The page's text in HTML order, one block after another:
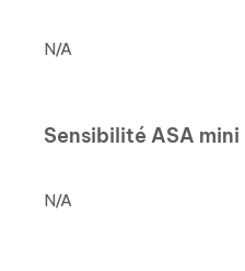
N/A
Sensibilité ASA mini
N/A